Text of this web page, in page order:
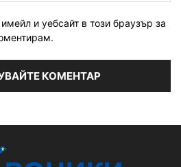
и уебсайт в този браузър за